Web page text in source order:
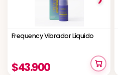
Frequency Vibrador Líquido
$43.900